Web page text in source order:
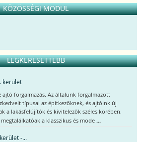
KÖZÖSSÉGI MODUL
LEGKERESETTEBB
kerület
ajtó forgalmazás. Az általunk forgalmazott
típusai az építkezőknek, és ajtóink új
a lakásfelújítók és kivitelezők széles körében.
a klasszikus és mode ...
-...